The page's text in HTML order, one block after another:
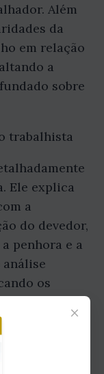
Além
da
em relação
a
sobre
trabalhista
Ele explica
a
do devedor,
penhora e a
os
execução no
×